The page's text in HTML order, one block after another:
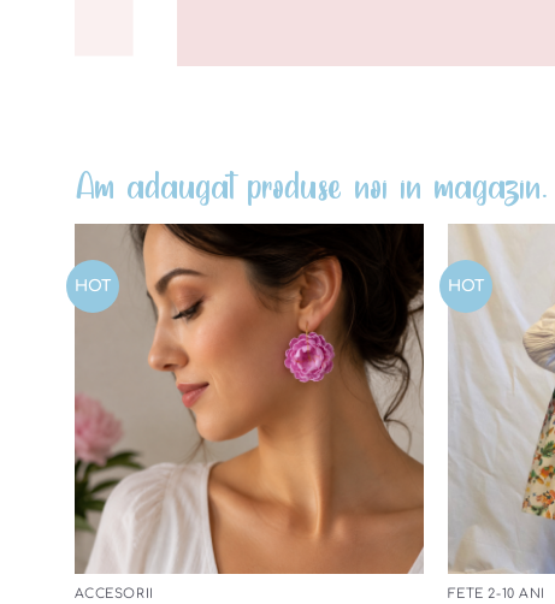
Am adaugat produse noi in
HOT
ACCESORII
HOT
FETE 2-10 ANI